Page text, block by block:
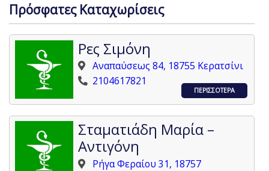
Πρόσφατες Καταχωρίσεις
Ρες Σιμόνη
Αναπαύσεως 84, 18755 Κερατσίνι
2104617821
ΠΕΡΙΣΣΟΤΕΡΑ
Σταματιάδη Μαρία –
Αντιγόνη
Ρήγα Φεραίου 31, 18757